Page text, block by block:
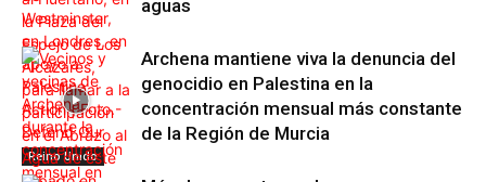
Reino Unido
aguas
Archena mantiene viva la denuncia del
genocidio en Palestina en la
concentración mensual más constante
de la Región de Murcia